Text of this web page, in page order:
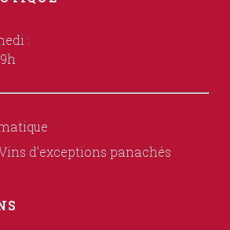
:
d’exceptions panachés